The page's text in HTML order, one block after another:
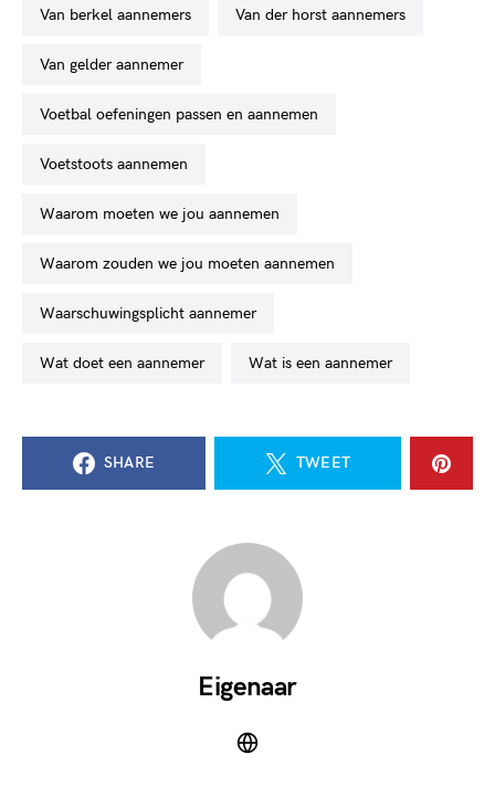
van berkel aannemers van der horst aannemers
van gelder aannemer
voetbal oefeningen passen en aannemen
voetstoots aannemen
waarom moeten we jou aannemen
waarom zouden we jou moeten aannemen
waarschuwingsplicht aannemer
wat doet een aannemer wat is een aannemer
SHARE TWEET
Eigenaar